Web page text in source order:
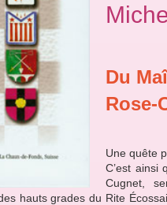
Du
Rose-
Une quête
C’est ainsi
Cugnet,
hauts grades du Rite